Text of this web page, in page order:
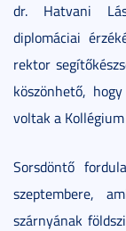
dr. Hatvani
diplomáciai
rektor
köszönhető,
voltak a
Sorsdöntő
szeptembere,
szárnyának